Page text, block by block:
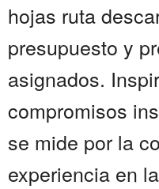
hojas ruta
presupuesto y
asignados.
compromisos
se mide por la
experiencia en